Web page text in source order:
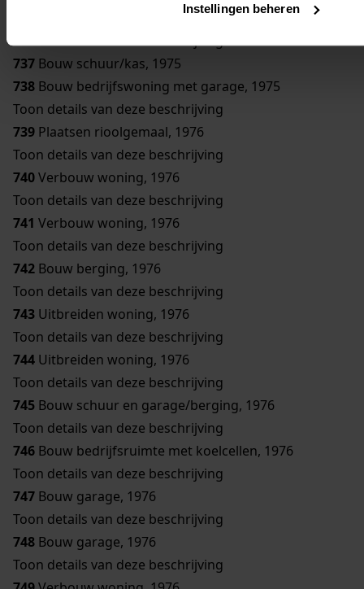
Instellingen beheren
Toon details van deze beschrijving
737 Bouw schuur/kas, 1975
738 Bouw bedrijfswoning met garage, 1975
Toon details van deze beschrijving
739 Plaatsen rioolgemaal, 1976
Toon details van deze beschrijving
740Verbouw woning, 1976
Toon details van deze beschrijving
741 Verbouw woning, 1976
Toon details van deze beschrijving
742 Bouw berging, 1976
Toon details van deze beschrijving
743 Uitbreiden woning, 1976
Toon details van deze beschrijving
744 Uitbreiden woning, 1976
Toon details van deze beschrijving
745 Bouw schuur en garage/berging, 1976
Toon details van deze beschrijving
746 Bouw bedrijfsruimte met koelcellen, 1976
Toon details van deze beschrijving
747 Bouw garage, 1976
Toon details van deze beschrijving
748 Bouw garage, 1976
Toon details van deze beschrijving